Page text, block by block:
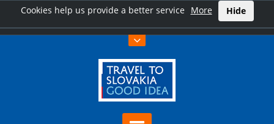
Cookies help us provide a better service More Hide